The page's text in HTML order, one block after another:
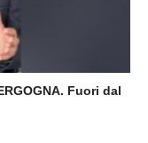
Fuori dal